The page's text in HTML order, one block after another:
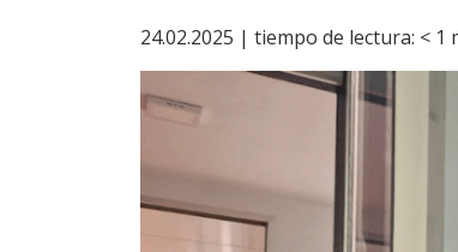
24.02.2025 | tiempo de lectura: < 1